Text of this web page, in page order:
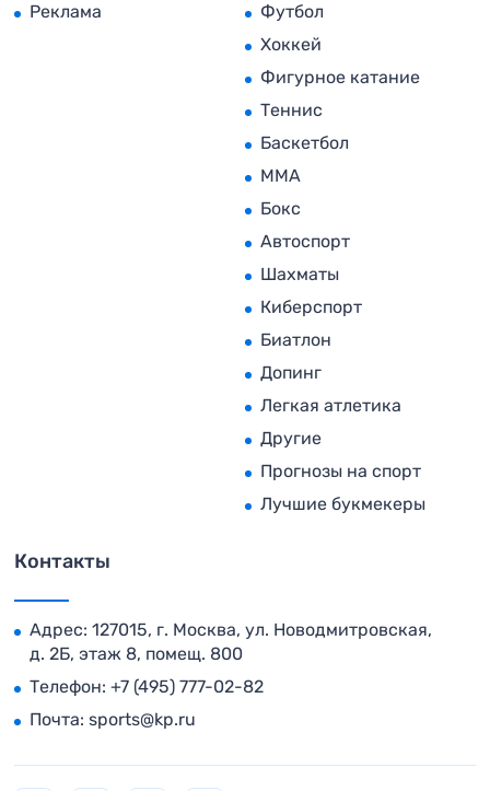
Реклама
Футбол
Хоккей
Фигурное катание
Теннис
Баскетбол
MMA
Бокс
Автоспорт
Шахматы
Киберспорт
Биатлон
Допинг
Легкая атлетика
Другие
Прогнозы на спорт
Лучшие букмекеры
Контакты
Адрес: 127015, г. Москва, ул. Новодмитровская,
д. 2Б, этаж 8, помещ. 800
Телефон: +7 (495) 777-02-82
Почта: sports@kp.ru